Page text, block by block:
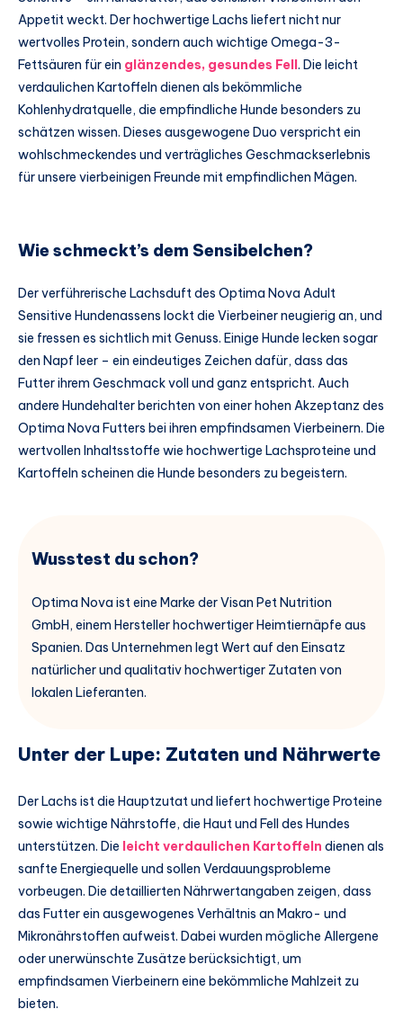
Appetit weckt. Der hochwertige Lachs liefert nicht nur
wertvolles Protein, sondern auch wichtige Omega-3-
Fettsäuren für ein glänzendes, gesundes Fell. Die leicht
verdaulichen Kartoffeln dienen als bekömmliche
Kohlenhydratquelle, die empfindliche Hunde besonders zu
schätzen wissen. Dieses ausgewogene Duo verspricht ein
wohlschmeckendes und verträgliches Geschmackserlebnis
für unsere vierbeinigen Freunde mit empfindlichen Mägen.
Wie schmeckt’s dem Sensibelchen?
Der verführerische Lachsduft des Optima Nova Adult
Sensitive Hundenassens lockt die Vierbeiner neugierig an, und
sie fressen es sichtlich mit Genuss. Einige Hunde lecken sogar
den Napf leer – ein eindeutiges Zeichen dafür, dass das
Futter ihrem Geschmack voll und ganz entspricht. Auch
andere Hundehalter berichten von einer hohen Akzeptanz des
Optima Nova Futters bei ihren empfindsamen Vierbeinern. Die
wertvollen Inhaltsstoffe wie hochwertige Lachsproteine und
Kartoffeln scheinen die Hunde besonders zu begeistern.
Wusstest du schon?
Optima Nova ist eine Marke der Visan Pet Nutrition
GmbH, einem Hersteller hochwertiger Heimtiernäpfe aus
Spanien. Das Unternehmen legt Wert auf den Einsatz
natürlicher und qualitativ hochwertiger Zutaten von
lokalen Lieferanten.
Unter der Lupe: Zutaten und Nährwerte
Der Lachs ist die Hauptzutat und liefert hochwertige Proteine
sowie wichtige Nährstoffe, die Haut und Fell des Hundes
unterstützen. Die leicht verdaulichen Kartoffeln dienen als
sanfte Energiequelle und sollen Verdauungsprobleme
vorbeugen. Die detaillierten Nährwertangaben zeigen, dass
das Futter ein ausgewogenes Verhältnis an Makro- und
Mikronährstoffen aufweist. Dabei wurden mögliche Allergene
oder unerwünschte Zusätze berücksichtigt, um
empfindsamen Vierbeinern eine bekömmliche Mahlzeit zu
bieten.